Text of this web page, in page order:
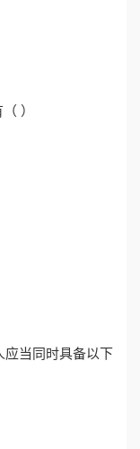
）
应当同时具备以下